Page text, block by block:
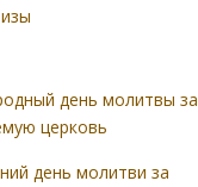
день молитвы за
церковь
день молитви за